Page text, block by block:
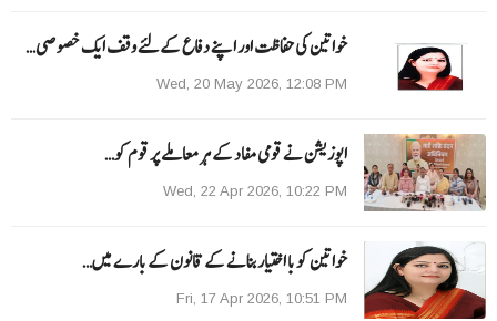
خواتین کی حفاظت اور اپنے دفاع کےلئے وقف ایک خصوصی…
Wed, 20 May 2026, 12:08 PM
اپوزیشن نے قومی مفاد کے ہر معاملے پر قوم کو…
Wed, 22 Apr 2026, 10:22 PM
خواتین کو با اختیار بنانے کے قانون کے بارے میں…
Fri, 17 Apr 2026, 10:51 PM